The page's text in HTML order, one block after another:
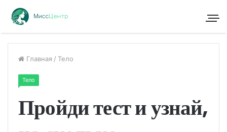
Главная / Тело
Тело
Пройди тест и узнай,